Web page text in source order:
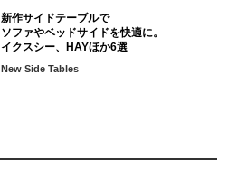
新作サイドテーブルで
ソファやベッドサイドを快適に。
イクスシー、HAYほか6選
New Side Tables